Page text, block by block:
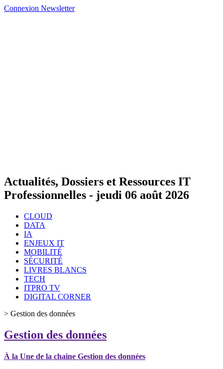
Connexion Newsletter
Actualités, Dossiers et Ressources IT
Professionnelles - jeudi 06 août 2026
CLOUD
DATA
IA
ENJEUX IT
MOBILITÉ
SÉCURITÉ
LIVRES BLANCS
TECH
ITPRO TV
DIGITAL CORNER
> Gestion des données
Gestion des données
À la Une de la chaine Gestion des données